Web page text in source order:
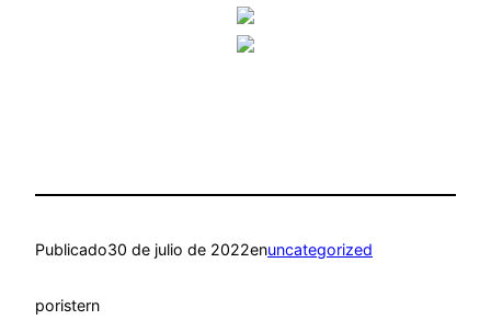
Publicado30 de julio de 2022enuncategorized
poristern